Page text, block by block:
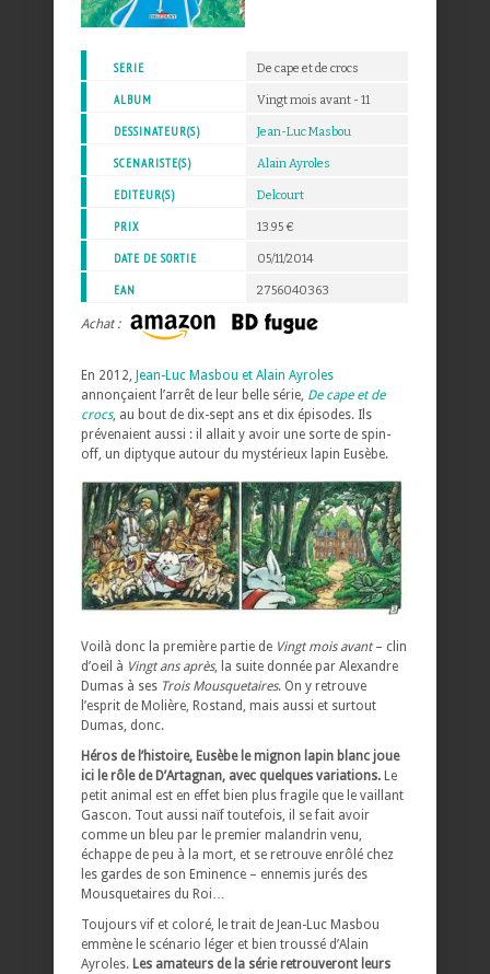
SERIE De cape et de crocs
ALBUM Vingt mois avant - 11
DESSINATEUR(S) Jean-Luc Masbou
SCENARISTE(S) Alain Ayroles
EDITEUR(S) Delcourt
PRIX 13.95 €
DATE DE SORTIE 05/11/2014
EAN 2756040363
Achat :
En 2012, Jean-Luc Masbou et Alain Ayroles
annonçaient l’arrêt de leur belle série, De cape et de
crocs, au bout de dix-sept ans et dix épisodes. Ils
prévenaient aussi : il allait y avoir une sorte de spin-
off, un diptyque autour du mystérieux lapin Eusèbe.
Voilà donc la première partie de Vingt mois avant– clin
d’oeil à Vingt ans après, la suite donnée par Alexandre
Dumas à ses Trois Mousquetaires. On y retrouve
l’esprit de Molière, Rostand, mais aussi et surtout
Dumas, donc.
Héros de l’histoire, Eusèbe le mignon lapin blanc joue
ici le rôle de D’Artagnan, avec quelques variations. Le
petit animal est en effet bien plus fragile que le vaillant
Gascon. Tout aussi naïf toutefois, il se fait avoir
comme un bleu par le premier malandrin venu,
échappe de peu à la mort, et se retrouve enrôlé chez
les gardes de son Eminence – ennemis jurés des
Mousquetaires du Roi…
Toujours vif et coloré, le trait de Jean-Luc Masbou
emmène le scénario léger et bien troussé d’Alain
Ayroles. Les amateurs de la série retrouveront leurs